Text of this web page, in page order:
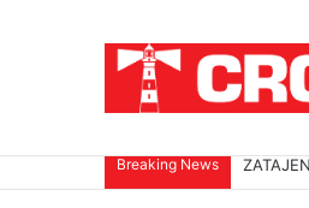
Breaking News